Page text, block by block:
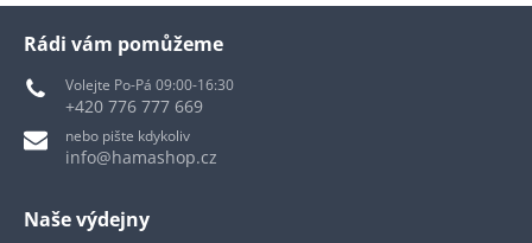
Rádi vám pomůžeme
Volejte Po-Pá 09:00-16:30
+420 776 777 669
nebo pište kdykoliv
info@hamashop.cz
Naše výdejny